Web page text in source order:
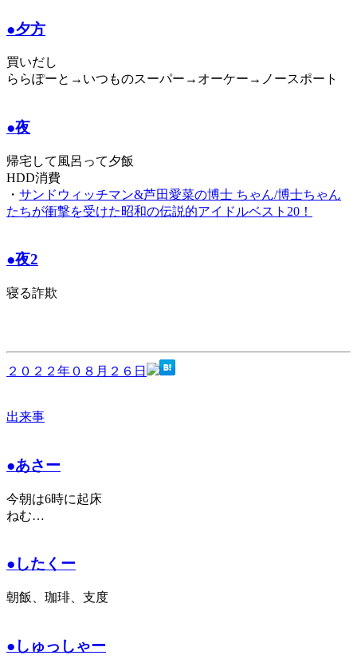
●夕方
買いだし
ららぽーと→いつものスーパー→オーケー→ノースポート
●夜
帰宅して風呂って夕飯
HDD消費
・ サンドウィッチマン&芦田愛菜の博士 ちゃん/博士ちゃん
たちが衝撃を受けた昭和の伝説的アイドルベスト20！
●夜2
寝る詐欺
２０２２年０８月２６日
出来事
●あさー
今朝は6時に起床
ねむ…
●したくー
朝飯、珈琲、支度
●しゅっしゃー